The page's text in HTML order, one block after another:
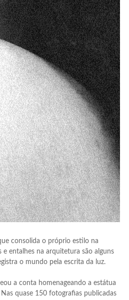
consolida o próprio estilo na
entalhes na arquitetura são alguns
o mundo pela escrita da luz.
a conta homenageando a estátua
quase 150 fotografias publicadas